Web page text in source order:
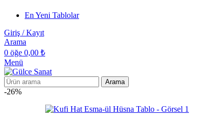
En Yeni Tablolar
Giriş / Kayıt
Arama
0 öğe 0,00 ₺
Menü
Arama
-26%